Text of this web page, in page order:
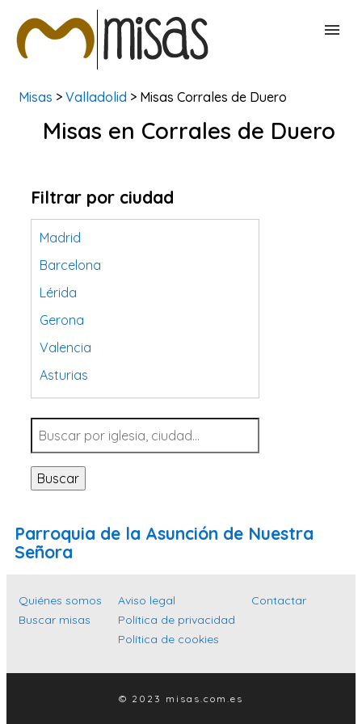
BUSCAR MISAS
Misas > Valladolid > Misas Corrales de Duero
Misas en Corrales de Duero
Filtrar por ciudad
Madrid
Barcelona
Lérida
Gerona
Valencia
Asturias
Tarragona
Navarra
Valladolid
Sevilla
Santa Cruz de Tenerife
Islas Baleares
Las Palmas
Alicante
Buscar
Parroquia de la Asunción de Nuestra
Señora
Quiénes somos
Buscar misas
Aviso legal
Política de privacidad
Política de cookies
Contactar
© 2023 misas.com.es